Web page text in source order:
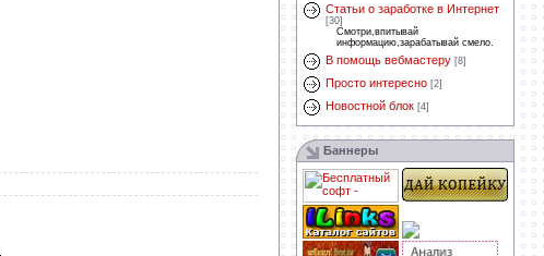
Статьи о заработке в Интернет
[30]
Смотри,впитывай
информацию,зарабатывай смело.
В помощь вебмастеру [8]
Просто интересно [2]
Новостной блок [4]
Баннеры